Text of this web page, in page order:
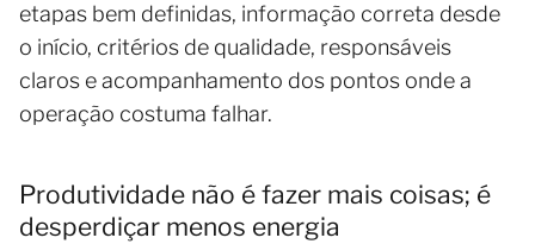
etapas bem definidas, informação correta desde
o início, critérios de qualidade, responsáveis
claros e acompanhamento dos pontos onde a
operação costuma falhar.
Produtividade não é fazer mais coisas; é
desperdiçar menos energia